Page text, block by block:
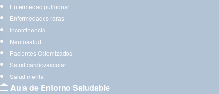
Enfermedad pulmonar
Enfermedades raras
Incontinencia
Neurosalud
Pacientes Ostomizados
Salud cardiovascular
Salud mental
Aula de Entorno Saludable